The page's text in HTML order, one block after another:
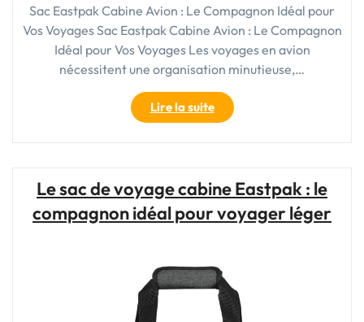
Sac Eastpak Cabine Avion : Le Compagnon Idéal pour
Vos Voyages Sac Eastpak Cabine Avion : Le Compagnon
Idéal pour Vos Voyages Les voyages en avion
nécessitent une organisation minutieuse,…
Lire la suite"Le
Sac
Eastpak
:
Votre
Voyage
Idéal"
Le sac de voyage cabine Eastpak : le
compagnon idéal pour voyager léger